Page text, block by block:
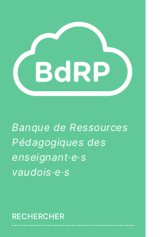
Banque de Ressources
Pédagogiques des
enseignant·e·s
vaudois·e·s
RECHERCHER